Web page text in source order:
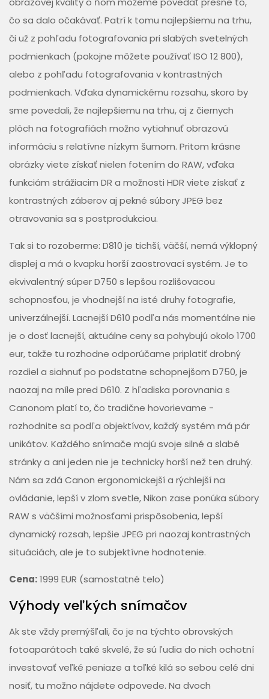
čo sa dalo očakávať. Patrí k tomu najlepšiemu na trhu,
či už z pohľadu fotografovania pri slabých svetelných
podmienkach (pokojne môžete používať ISO 12 800),
alebo z pohľadu fotografovania v kontrastných
podmienkach. Vďaka dynamickému rozsahu, skoro by
sme povedali, že najlepšiemu na trhu, aj z čiernych
plôch na fotografiách možno vytiahnuť obrazovú
informáciu s relatívne nízkym šumom. Pritom krásne
obrázky viete získať nielen fotením do RAW, vďaka
funkciám strážiacim DR a možnosti HDR viete získať z
kontrastných záberov aj pekné súbory JPEG bez
otravovania sa s postprodukciou.
Tak si to rozoberme: D810 je tichší, väčší, nemá výklopný
displej a má o kvapku horší zaostrovací systém. Je to
ekvivalentný súper D750 s lepšou rozlišovacou
schopnosťou, je vhodnejší na isté druhy fotografie,
univerzálnejší. Lacnejší D610 podľa nás momentálne nie
je o dosť lacnejší, aktuálne ceny sa pohybujú okolo 1700
eur, takže tu rozhodne odporúčame priplatiť drobný
rozdiel a siahnuť po podstatne schopnejšom D750, je
naozaj na míle pred D610. Z hľadiska porovnania s
Canonom platí to, čo tradične hovorievame -
rozhodnite sa podľa objektívov, každý systém má pár
unikátov. Každého snímače majú svoje silné a slabé
stránky a ani jeden nie je technicky horší než ten druhý.
Nám sa zdá Canon ergonomickejší a rýchlejší na
ovládanie, lepší v zlom svetle, Nikon zase ponúka súbory
RAW s väčšími možnosťami prispôsobenia, lepší
dynamický rozsah, lepšie JPEG pri naozaj kontrastných
situáciách, ale je to subjektívne hodnotenie.
Cena:1999 EUR (samostatné telo)
Výhody veľkých snímačov
Ak ste vždy premýšľali, čo je na týchto obrovských
fotoaparátoch také skvelé, že sú ľudia do nich ochotní
investovať veľké peniaze a toľké kilá so sebou celé dni
nosiť, tu možno nájdete odpovede. Na dvoch